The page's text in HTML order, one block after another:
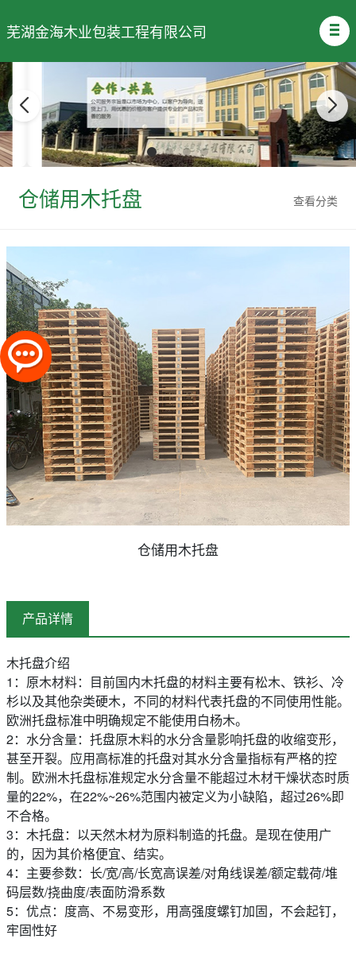
芜湖金海木业包装工程有限公司
查看分类
仓储用木托盘
仓储用木托盘
产品详情
木托盘介绍
1：原木材料：目前国内木托盘的材料主要有松木、铁衫、冷
杉以及其他杂类硬木，不同的材料代表托盘的不同使用性能。
欧洲托盘标准中明确规定不能使用白杨木。
2：水分含量：托盘原木料的水分含量影响托盘的收缩变形，
甚至开裂。应用高标准的托盘对其水分含量指标有严格的控
制。欧洲木托盘标准规定水分含量不能超过木材干燥状态时质
量的22%，在22%~26%范围内被定义为小缺陷，超过26%即
不合格。
3：木托盘：以天然木材为原料制造的托盘。是现在使用广
的，因为其价格便宜、结实。
4：主要参数：长/宽/高/长宽高误差/对角线误差/额定载荷/堆
码层数/挠曲度/表面防滑系数
5：优点：度高、不易变形，用高强度螺钉加固，不会起钉，
牢固性好